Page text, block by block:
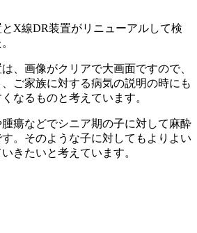
X線DR装置がリニューアルして検
、画像がクリアで大画面ですので、
ご家族に対する病気の説明の時にも
なるものと考えています。
瘍などでシニア期の子に対して麻酔
。そのような子に対してもよりよい
きたいと考えています。